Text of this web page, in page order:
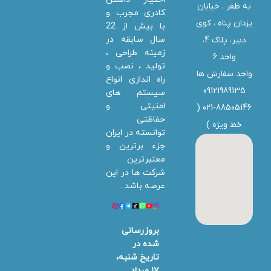
به ظفر ،‌ خیابان
یزدان پناه ، کوی
دبیر، پلاک 4،
واحد 6
واحد سفارش ها
09121989135
021-88505146 (
خط ویژه )
کادری مجرب و
با بیش از 22
سال سابقه در
زمینه طراحی ،
تولید ، نصب و
راه اندازی انواع
سیستم های
امنیتی و
حفاظتی
توانسته در ایران
جزء برترین و
معتبرترین
شرکت ها در این
عرصه باشد .
بروزرسانی
شده در
تاریخ شنبه،